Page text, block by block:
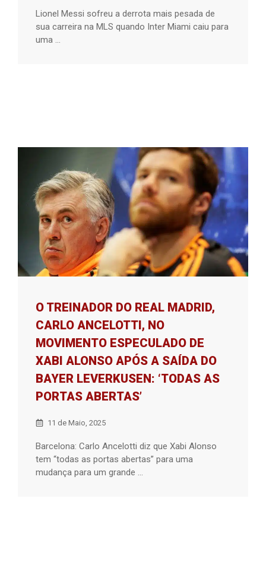
Lionel Messi sofreu a derrota mais pesada de
sua carreira na MLS quando Inter Miami caiu para
uma ...
O TREINADOR DO REAL MADRID,
CARLO ANCELOTTI, NO
MOVIMENTO ESPECULADO DE
XABI ALONSO APÓS A SAÍDA DO
BAYER LEVERKUSEN: ‘TODAS AS
PORTAS ABERTAS’
11 de Maio, 2025
Barcelona: Carlo Ancelotti diz que Xabi Alonso
tem “todas as portas abertas” para uma
mudança para um grande ...